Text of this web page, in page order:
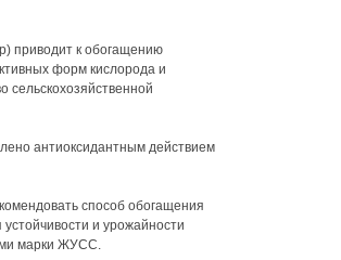
приводит к обогащению
форм кислорода и
сельскохозяйственной
антиоксидантным действием
способ обогащения
и урожайности
марки ЖУСС.